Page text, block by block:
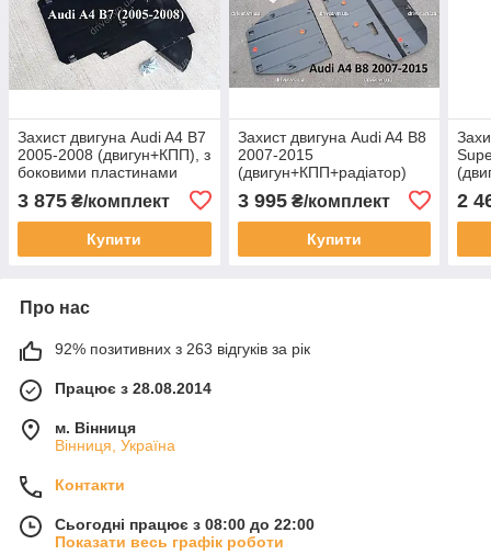
Захист двигуна Audi A4 B7
2005-2008 (двигун+КПП), з
боковими пластинами
3 875 ₴/комплект
Купити
Захист двигуна Audi A4 B8
2007-2015
(двигун+КПП+радіатор)
3 995₴/комплект
Купити
2
Про нас
92% позитивних з 263 відгуків за рік
Працює з 28.08.2014
м. Вінниця
Вінниця, Україна
Контакти
Сьогодні працює з 08:00 до 22:00
Показати весь графік роботи